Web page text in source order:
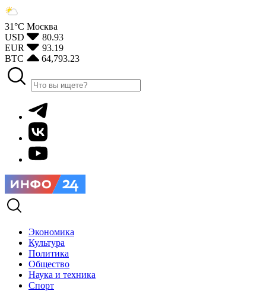
31°С Москва
USD
80.93
EUR
93.19
BTC
64,793.23
Экономика
Культура
Политика
Общество
Наука и техника
Спорт